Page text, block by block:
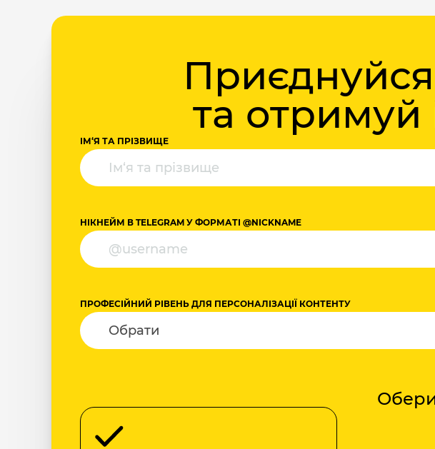
Приєднуйся
та
ІМ‘Я ТА ПРІЗВИЩЕ
НІКНЕЙМ В TELEGRAM У ФОРМАТІ @NICKNAME
ПРОФЕСІЙНИЙ РІВЕНЬ ДЛЯ ПЕРСОНАЛІЗАЦІЇ КОНТЕНТУ